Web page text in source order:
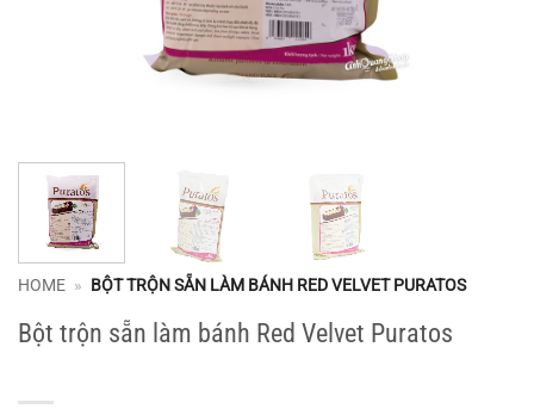
HOME » BỘT TRỘN SẴN LÀM BÁNH RED VELVET PURATOS
Bột trộn sẵn làm bánh Red Velvet Puratos